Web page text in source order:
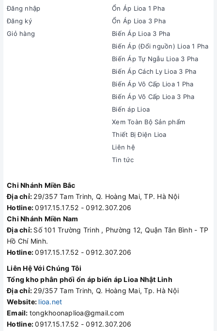
Đăng nhập
Đăng ký
Giỏ hàng
Ổn Áp Lioa 1 Pha
Ổn Áp Lioa 3 Pha
Biến Áp Lioa 3 Pha
Biến Áp (Đổi nguồn) Lioa 1 Pha
Biến Áp Tự Ngẫu Lioa 3 Pha
Biến Áp Cách Ly Lioa 3 Pha
Biến Áp Vô Cấp Lioa 1 Pha
Biến Áp Vô Cấp Lioa 3 Pha
Biến áp Lioa
Xem Toàn Bộ Sản phẩm
Thiết Bị Điện Lioa
Liên hệ
Tin tức
Chi Nhánh Miền Bắc
Địa chỉ: 29/357 Tam Trinh, Q. Hoàng Mai, TP. Hà Nội
Hotline:0917.15.17.52 - 0912.307.206
Chi Nhánh Miền Nam
Địa chỉ: Số 101 Trường Trinh , Phường 12, Quận Tân Bình - TP
Hồ Chí Minh.
Hotline:0917.15.17.52 - 0912.307.206
Liên Hệ Với Chúng Tôi
Tổng kho phân phối ổn áp biến áp Lioa Nhật Linh
Địa chỉ: 29/357 Tam Trinh, Q. Hoàng Mai, Tp. Hà Nội
Website: lioa.net
Email: tongkhoonaplioa@gmail.com
Hotline:0917.15.17.52 - 0912.307.206